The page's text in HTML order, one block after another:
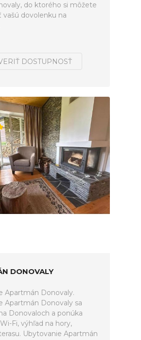
do ktorého si môžete
vašú dovolenku na
DOSTUPNOSŤ
DONOVALY
Apartmán Donovaly.
Apartmán Donovaly sa
Donovaloch a ponúka
Fi, výhľad na hory,
Ubytovanie Apartmán